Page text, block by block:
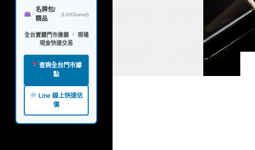
名牌包/
精品
(LV/Chanel)
全台實體門市連鎖 ． 現場
現金快速交易
查詢全台門市據
點
Line 線上快速估
價